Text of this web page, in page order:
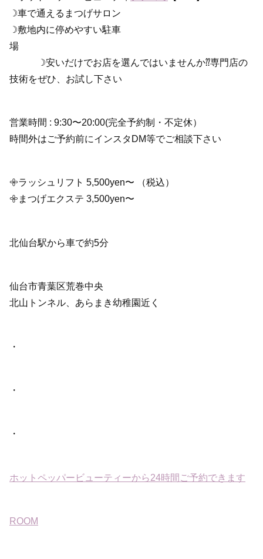
☽車で通えるまつげサロン
☽敷地内に停めやすい駐車
場
☽安いだけでお店を選んではいませんか⁇専門店の
技術をぜひ、お試し下さい
営業時間 : 9:30〜20:00(完全予約制・不定休）
時間外はご予約前にインスタDM等でご相談下さい
𖧷ラッシュリフト 5,500yen〜 （税込）
𖧷まつげエクステ 3,500yen〜
北仙台駅から車で約5分
仙台市青葉区荒巻中央
北山トンネル、あらまき幼稚園近く
・
・
・
ホットペッパービューティーから24時間ご予約できます
ROOM